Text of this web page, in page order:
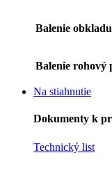
Balenie obkladu
Balenie rohový
Na stiahnutie
Dokumenty k
Technický list